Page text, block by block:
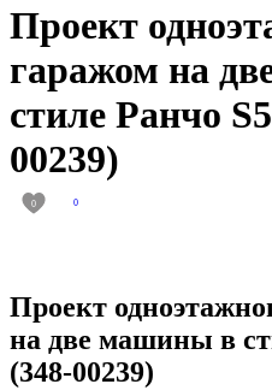
Проект
гаражом на
стиле Ранчо
00239)
0 0
Проект
на две машины в
(348-00239)